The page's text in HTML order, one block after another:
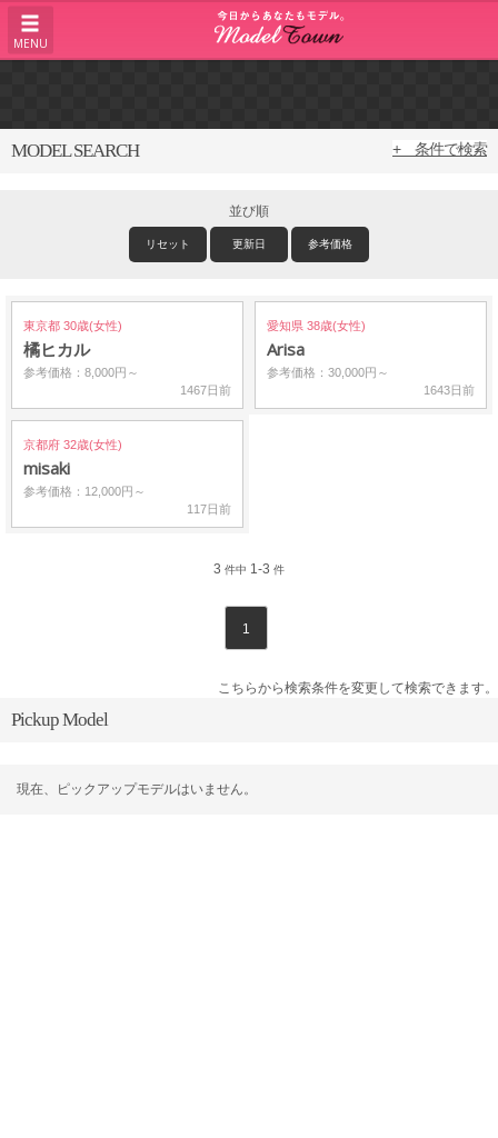
MENU
MODEL SEARCH + 条件で検索
並び順
リセット 更新日 参考価格
東京都 30歳(女性)
橘ヒカル
参考価格：8,000円～
1467日前
愛知県 38歳(女性)
Arisa
参考価格：30,000円～
1643日前
京都府 32歳(女性)
misaki
参考価格：12,000円～
117日前
3 件中 1-3 件
1
こちらから検索条件を変更して検索できます。
Pickup Model
現在、ピックアップモデルはいません。